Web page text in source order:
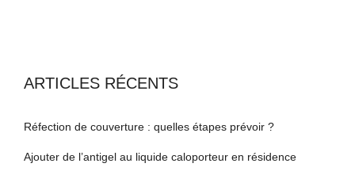
ARTICLES RÉCENTS
Réfection de couverture : quelles étapes prévoir ?
Ajouter de l’antigel au liquide caloporteur en résidence